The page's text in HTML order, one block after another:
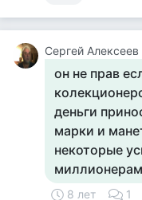
Сергей Алексеев
он не прав
деньги
марки и
некоторые
8 лет 1